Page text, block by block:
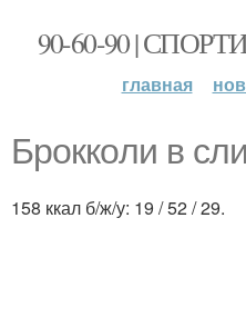
90-60-90 |
главная
Броккoли в
158 ккал б/ж/у: 19 / 52 / 29.